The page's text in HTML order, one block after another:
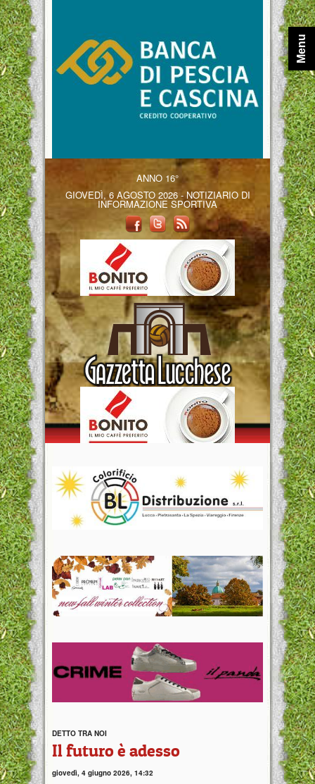
ANNO 16°
GIOVEDÌ, 6 AGOSTO 2026 - NOTIZIARIO DI
INFORMAZIONE SPORTIVA
DETTO TRA NOI
Il futuro è adesso
giovedì, 4 giugno 2026, 14:32
Menu